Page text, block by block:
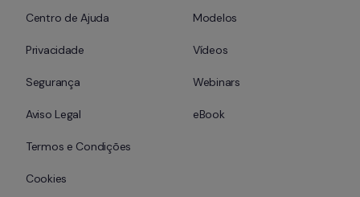
Centro de Ajuda
Privacidade
Segurança
Aviso Legal
Termos e Condições
Cookies
Modelos
Vídeos
Webinars
eBook